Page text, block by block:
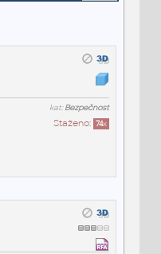
kat:Bezpečnost
Staženo: 74x